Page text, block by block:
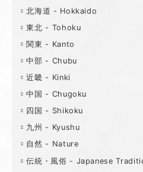
北海道 - Hokkaido
東北 - Tohoku
関東 - Kanto
中部 - Chubu
近畿 - Kinki
中国 - Chugoku
四国 - Shikoku
九州 - Kyushu
自然 - Nature
伝統・風俗 - Japanese